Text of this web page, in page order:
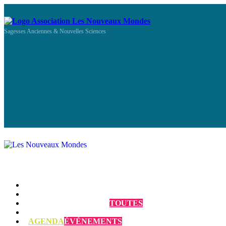
Sagesses Anciennes & Nouvelles Sciences
TOUTES
AGENDAÉVÉNEMENTS